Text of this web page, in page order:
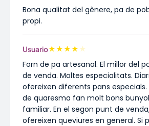
Bona qualitat del gènere, pa de
propi.
Usuario★★★★ ★
Forn de pa artesanal. El millor del
de venda. Moltes especialitats.
ofereixen diferents pans
de quaresma fan molt bons
familiar. En el segon punt de
ofereixen queviures en general. Si